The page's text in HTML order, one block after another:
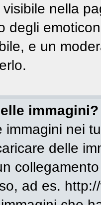
nella
degli
e un
immagini?
immagini nei
delle
ad es.